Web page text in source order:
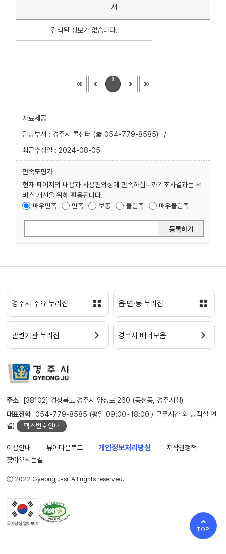
서
검색된 정보가 없습니다.
1
자료제공
담당부서 : 경주시 콜센터 (☎ 054-779-8585)
/
최근수정일 : 2024-08-05
만족도평가
현재 페이지의 내용과 사용편의성에 만족하십니까? 조사결과는 서
비스 개선을 위해 활용됩니다.
매우만족 만족 보통 불만족 매우불만족
등록하기
경주시 주요 누리집 읍·면·동 누리집
관련기관 누리집 경주시 배너모음
주소 [38102] 경상북도 경주시 양정로 260 (동천동, 경주시청)
대표전화 054-779-8585 (평일 09:00~18:00 / 근무시간 외 당직실 연
결)
팩스번호안내
이용안내 뷰어다운로드 개인정보처리방침
저작권정책
찾아오시는길
ⓒ 2022 Gyeongju-si. All rights reserved.
TOP